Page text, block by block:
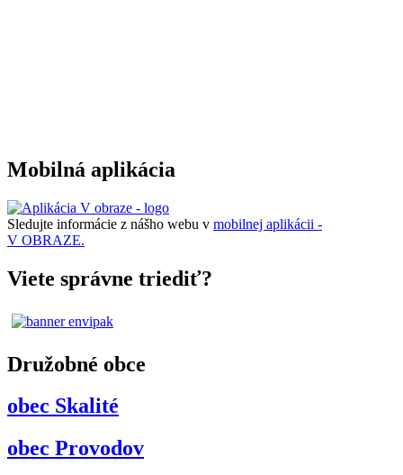
Mobilná aplikácia
Sledujte informácie z nášho webu v mobilnej aplikácii -
V OBRAZE.
Viete správne triediť?
Družobné obce
obec Skalité
obec Provodov